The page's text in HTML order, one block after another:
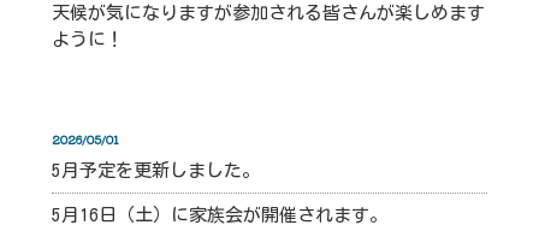
天候が気になりますが参加される皆さんが楽しめます
ように！
2026/05/01
5月予定を更新しました。
5月16日（土）に家族会が開催されます。